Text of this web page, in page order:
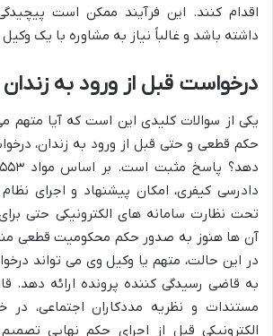
اقدام کنند. این فرآیند ممکن است
داشته باشد و غالباً نیاز به مشاوره با یک
درخواست قبل از ورود به زندان
یکی از سوالات کلیدی این است که آیا متهم
حکم قطعی و حتی قبل از ورود به زندان،
دادرسی کیفری، امکان پیشنهاد و اجرای
تحت نظارت سامانه های الکترونیکی حتی
آن ها هنوز به صدور حکم محکومیت قطعی
در این حالت، متهم یا وکیل وی می تواند
به قاضی رسیدگی کننده پرونده ارائه دهد.
مستندات و نظریه مددکاران اجتماعی،
الکترونیکی قبل از اجرای حکم نهایی